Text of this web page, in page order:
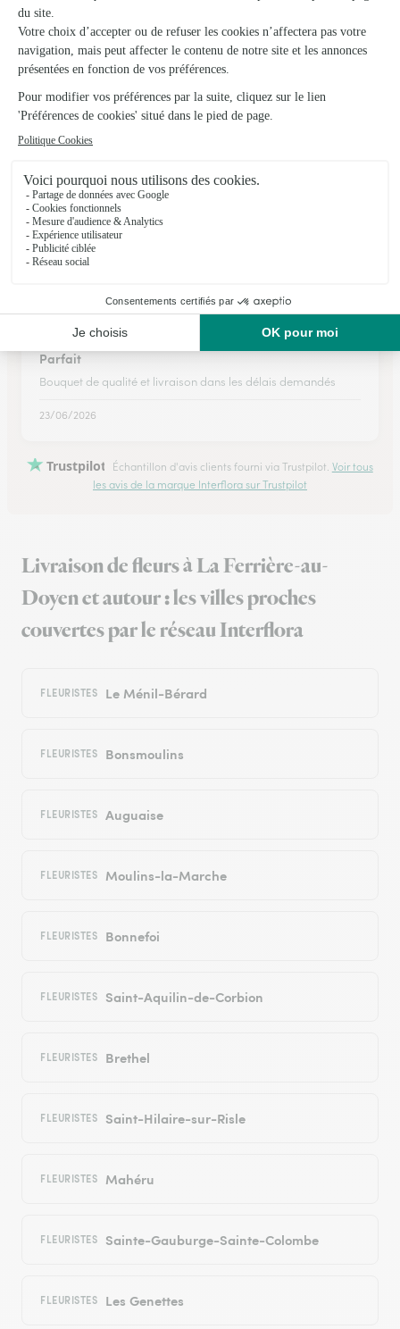
★ ★ ★ ★ ★
Belle experience
03/04/2026
★ ★ ★ ★ ★
Elle devait être livrée le jour même et…
Elle devait être livrée le jour même et a été livrée le lendemain
20/12/2025
★ ★ ★
Parfait
Bouquet de qualité et livraison dans les délais demandés
23/06/2026
Trustpilot Échantillon d'avis clients fourni via Trustpilot. Voir tous
les avis de la marque Interflora sur Trustpilot
Livraison de fleurs à La Ferrière-au-
Doyen et autour : les villes proches
couvertes par le réseau Interflora
FLEURISTES Le Ménil-Bérard
FLEURISTES Bonsmoulins
FLEURISTES Auguaise
FLEURISTES Moulins-la-Marche
FLEURISTES Bonnefoi
FLEURISTES Saint-Aquilin-de-Corbion
FLEURISTES Brethel
FLEURISTES Saint-Hilaire-sur-Risle
FLEURISTES Mahéru
FLEURISTES Sainte-Gauburge-Sainte-Colombe
FLEURISTES Les Genettes